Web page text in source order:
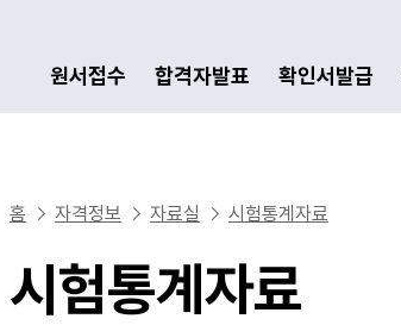
원서접수 합격자발표 확인서발급
홈 자격정보 자료실 시험통계자료
시험통계자료